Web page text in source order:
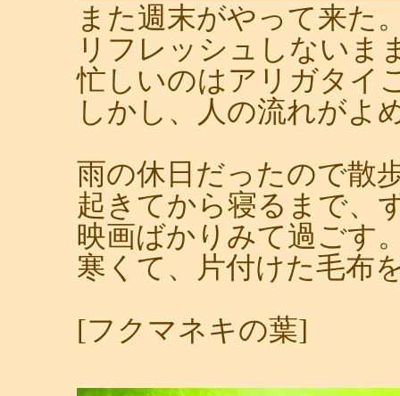
また週末がやって来た
リフレッシュしないま
忙しいのはアリガタイ
しかし、人の流れがよ
雨の休日だったので散
起きてから寝るまで、
映画ばかりみて過ごす
寒くて、片付けた毛布
[フクマネキの葉]